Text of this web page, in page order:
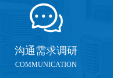
沟通需求调研
COMMUNICATION